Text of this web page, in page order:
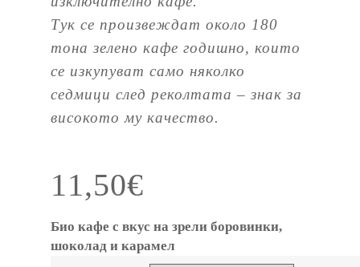
Тук се произвеждат около 180
тона зелено кафе годишно, които
се изкупуват само няколко
седмици след реколтата – знак за
високото му качество.
11,50€
Био кафе с вкус на зрели боровинки,
шоколад и карамел